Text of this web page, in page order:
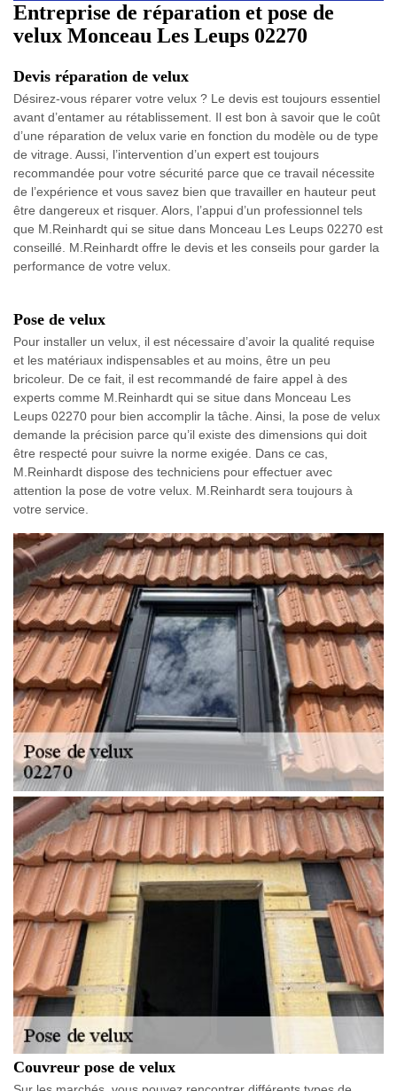
Entreprise de réparation et pose de
velux Monceau Les Leups 02270
Devis réparation de velux
Désirez-vous réparer votre velux ? Le devis est toujours essentiel
avant d’entamer au rétablissement. Il est bon à savoir que le coût
d’une réparation de velux varie en fonction du modèle ou de type
de vitrage. Aussi, l’intervention d’un expert est toujours
recommandée pour votre sécurité parce que ce travail nécessite
de l’expérience et vous savez bien que travailler en hauteur peut
être dangereux et risquer. Alors, l’appui d’un professionnel tels
que M.Reinhardt qui se situe dans Monceau Les Leups 02270 est
conseillé. M.Reinhardt offre le devis et les conseils pour garder la
performance de votre velux.
Pose de velux
Pour installer un velux, il est nécessaire d’avoir la qualité requise
et les matériaux indispensables et au moins, être un peu
bricoleur. De ce fait, il est recommandé de faire appel à des
experts comme M.Reinhardt qui se situe dans Monceau Les
Leups 02270 pour bien accomplir la tâche. Ainsi, la pose de velux
demande la précision parce qu’il existe des dimensions qui doit
être respecté pour suivre la norme exigée. Dans ce cas,
M.Reinhardt dispose des techniciens pour effectuer avec
attention la pose de votre velux. M.Reinhardt sera toujours à
votre service.
Couvreur pose de velux